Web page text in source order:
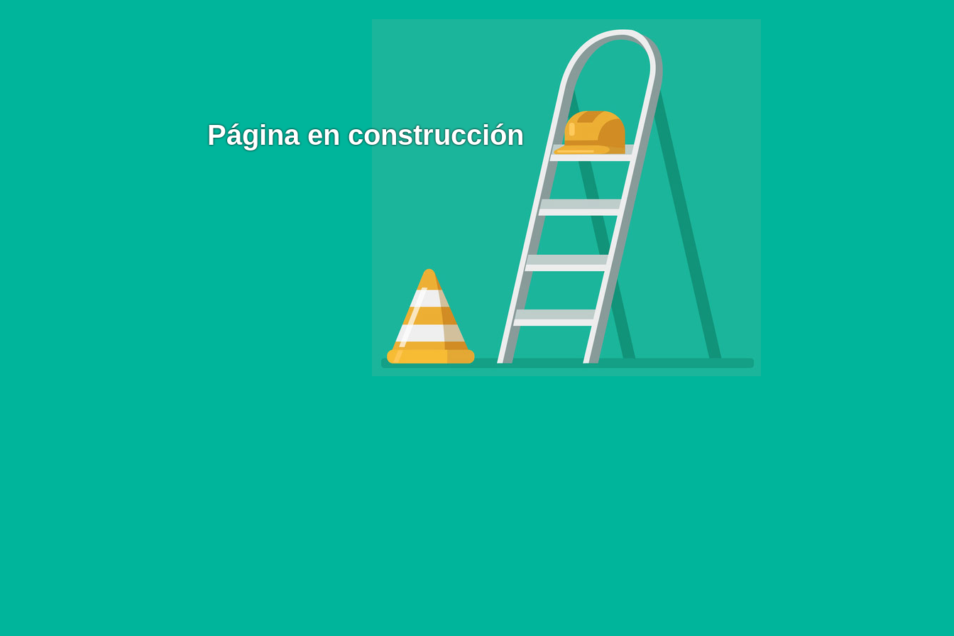
Página en construcción